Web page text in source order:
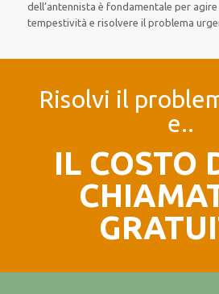
dell’antennista è fondamentale per
tempestività e risolvere il problema
Risolvi il
e..
IL COSTO